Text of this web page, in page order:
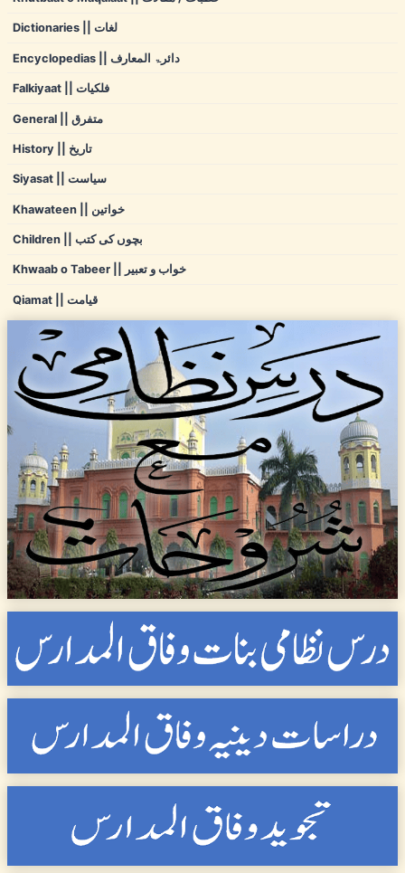
Dictionaries || لغات
Encyclopedias || دائرۃ المعارف
Falkiyaat || فلکیات
General || متفرق
History || تاریخ
Siyasat || سیاست
Khawateen || خواتین
Children || بچوں کی کتب
Khwaab o Tabeer || خواب و تعبیر
Qiamat || قیامت